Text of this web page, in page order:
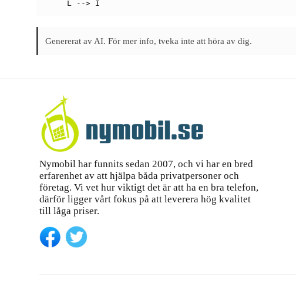
Genererat av AI. För mer info, tveka inte att höra av dig.
Nymobil har funnits sedan 2007, och vi har en bred
erfarenhet av att hjälpa båda privatpersoner och
företag. Vi vet hur viktigt det är att ha en bra telefon,
därför ligger vårt fokus på att leverera hög kvalitet
till låga priser.